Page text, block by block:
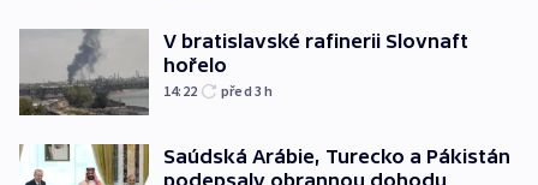
V bratislavské rafinerii Slovnaft
hořelo
14:22 před 3h
Saúdská Arábie, Turecko a Pákistán
podepsaly obrannou dohodu